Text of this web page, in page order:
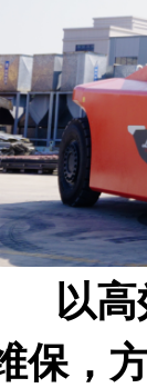
以高
保，